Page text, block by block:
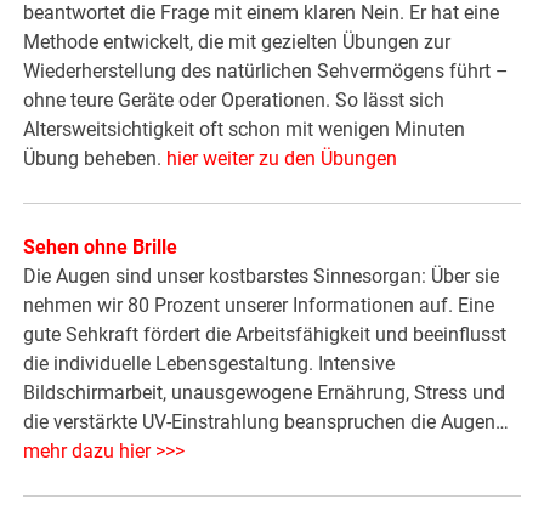
beantwortet die Frage mit einem klaren Nein. Er hat eine
Methode entwickelt, die mit gezielten Übungen zur
Wiederherstellung des natürlichen Sehvermögens führt –
ohne teure Geräte oder Operationen. So lässt sich
Altersweitsichtigkeit oft schon mit wenigen Minuten
Übung beheben. hier weiter zu den Übungen
Sehen ohne Brille
Die Augen sind unser kostbarstes Sinnesorgan: Über sie
nehmen wir 80 Prozent unserer Informationen auf. Eine
gute Sehkraft fördert die Arbeitsfähigkeit und beeinflusst
die individuelle Lebensgestaltung. Intensive
Bildschirmarbeit, unausgewogene Ernährung, Stress und
die verstärkte UV-Einstrahlung beanspruchen die Augen…
mehr dazu hier >>>